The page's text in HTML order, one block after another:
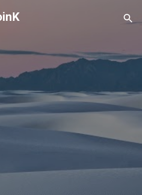
콘텐츠로 건너뛰기